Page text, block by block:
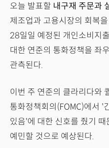
오늘 발표할 내구재 주문과
제조업과 고용시장의 회복
28일일 예정된 개인소비지
대한 연준의 통화정책을 좌
관측된다.
이번 주 연준의 클라리다와
통화정책회의(FOMC)에서 '
있음'에 대한 신호를 줬기
예민할 것으로 예상된다.